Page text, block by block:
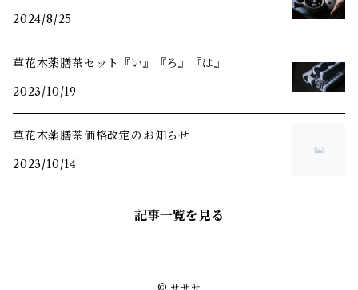
2024/8/25
草花木薬膳茶セット『い』『ろ』『は』
2023/10/19
草花木薬膳茶価格改定のお知らせ
2023/10/14
記事一覧を見る